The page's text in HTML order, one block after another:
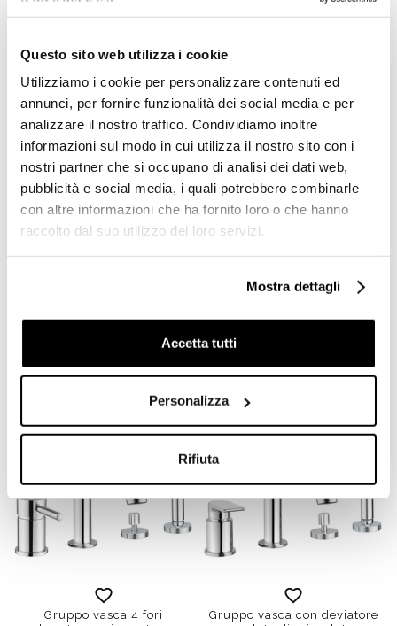
Questo sito web utilizza i cookie
Utilizziamo i cookie per personalizzare contenuti ed
annunci, per fornire funzionalità dei social media e per
analizzare il nostro traffico. Condividiamo inoltre
informazioni sul modo in cui utilizza il nostro sito con i
nostri partner che si occupano di analisi dei dati web,
pubblicità e social media, i quali potrebbero combinarle
con altre informazioni che ha fornito loro o che hanno
raccolto dal suo utilizzo dei loro servizi.
Mostra dettagli
Accetta tutti
Personalizza
Rifiuta
Prodotti simili
con canna 19 cm 865
Gruppo vasca 4 fori
Gruppo vasca con deviatore